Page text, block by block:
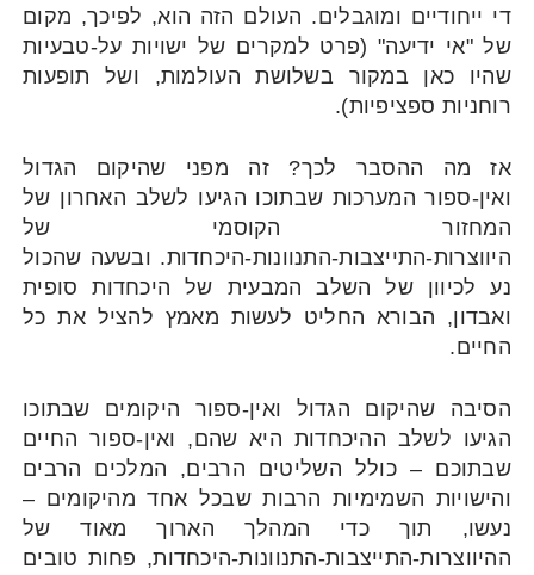
די ייחודיים ומוגבלים. העולם הזה הוא, לפיכך, מקום
של "אי ידיעה" (פרט למקרים של ישויות על-טבעיות
שהיו כאן במקור בשלושת העולמות, ושל תופעות
רוחניות ספציפיות).
אז מה ההסבר לכך? זה מפני שהיקום הגדול
ואין-ספור המערכות שבתוכו הגיעו לשלב האחרון של
המחזור הקוסמי של
היווצרות-התייצבות-התנוונות-היכחדות. ובשעה שהכול
נע לכיוון של השלב המבעית של היכחדות סופית
ואבדון, הבורא החליט לעשות מאמץ להציל את כל
החיים.
הסיבה שהיקום הגדול ואין-ספור היקומים שבתוכו
הגיעו לשלב ההיכחדות היא שהם, ואין-ספור החיים
שבתוכם – כולל השליטים הרבים, המלכים הרבים
והישויות השמימיות הרבות שבכל אחד מהיקומים –
נעשו, תוך כדי המהלך הארוך מאוד של
ההיווצרות-התייצבות-התנוונות-היכחדות, פחות טובים